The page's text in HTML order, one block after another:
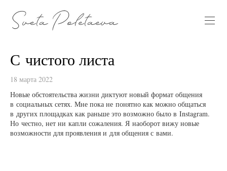
С чистого листа
18 марта 2022
Новые обстоятельства жизни диктуют новый формат общения
в социальных сетях. Мне пока не понятно как можно общаться
в других площадках как раньше это возможно было в Instagram.
Но честно, нет ни капли сожаления. Я наоборот вижу новые
возможности для проявления и для общения с вами.